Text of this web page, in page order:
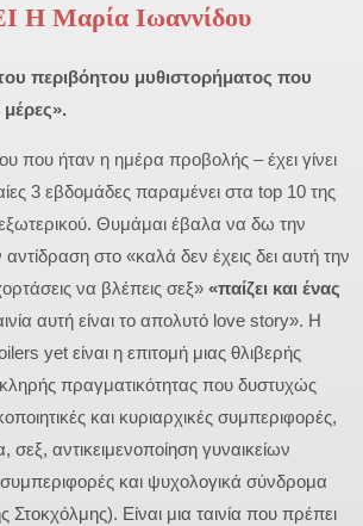
Μαρία Ιωαννίδου
περιβόητου μυθιστορήματος που
μέρες».
που ήταν η ημέρα προβολής – έχει γίνει
3 εβδομάδες παραμένει στα top 10 της
Θυμάμαι έβαλα να δω την
στο «καλά δεν έχεις δει αυτή την
να βλέπεις σεξ» «παίζει και ένας
αυτή είναι το απολυτό love story». Η
yet είναι η επιτομή μιας θλιβερής
πραγματικότητας που δυστυχώς
και κυριαρχικές συμπεριφορές,
σεξ, αντικειμενοποίηση γυναικείων
συμπεριφορές και ψυχολογικά σύνδρομα
Είναι μια ταινία που πρέπει